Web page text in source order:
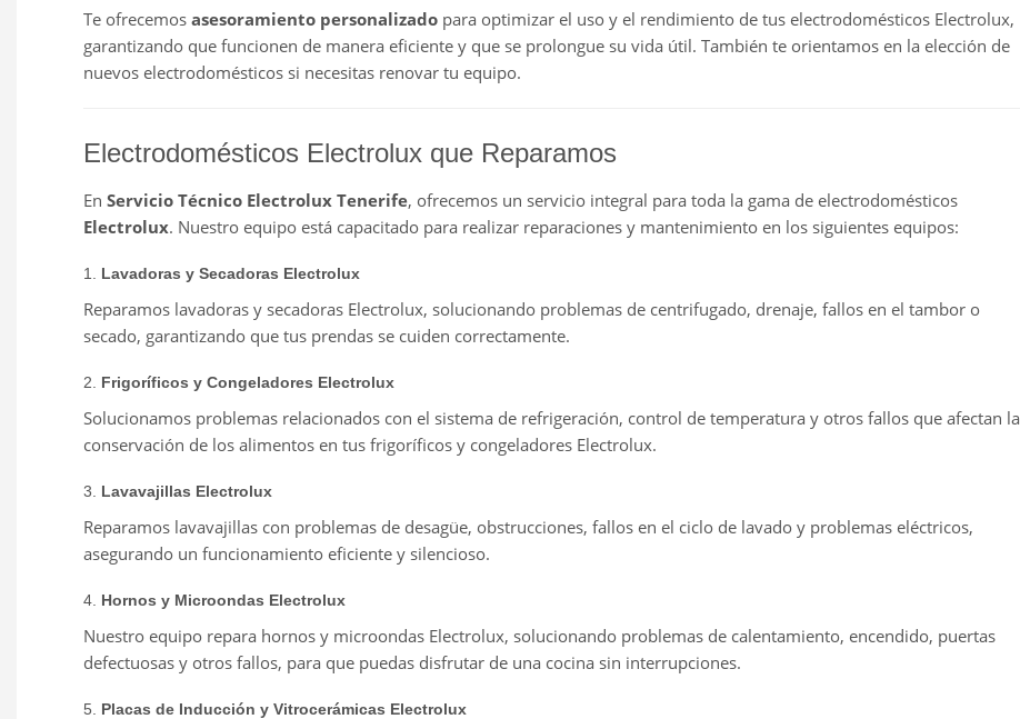
Te ofrecemos asesoramiento personalizado para optimizar el uso y el rendimiento de tus electrodomésticos Electrolux,
garantizando que funcionen de manera eficiente y que se prolongue su vida útil. También te orientamos en la elección de
nuevos electrodomésticos si necesitas renovar tu equipo.
Electrodomésticos Electrolux que Reparamos
En Servicio Técnico Electrolux Tenerife, ofrecemos un servicio integral para toda la gama de electrodomésticos
Electrolux. Nuestro equipo está capacitado para realizar reparaciones y mantenimiento en los siguientes equipos:
1. Lavadoras y Secadoras Electrolux
Reparamos lavadoras y secadoras Electrolux, solucionando problemas de centrifugado, drenaje, fallos en el tambor o
secado, garantizando que tus prendas se cuiden correctamente.
2. Frigoríficos y Congeladores Electrolux
Solucionamos problemas relacionados con el sistema de refrigeración, control de temperatura y otros fallos que afectan la
conservación de los alimentos en tus frigoríficos y congeladores Electrolux.
3. Lavavajillas Electrolux
Reparamos lavavajillas con problemas de desagüe, obstrucciones, fallos en el ciclo de lavado y problemas eléctricos,
asegurando un funcionamiento eficiente y silencioso.
4. Hornos y Microondas Electrolux
Nuestro equipo repara hornos y microondas Electrolux, solucionando problemas de calentamiento, encendido, puertas
defectuosas y otros fallos, para que puedas disfrutar de una cocina sin interrupciones.
5. Placas de Inducción y Vitrocerámicas Electrolux